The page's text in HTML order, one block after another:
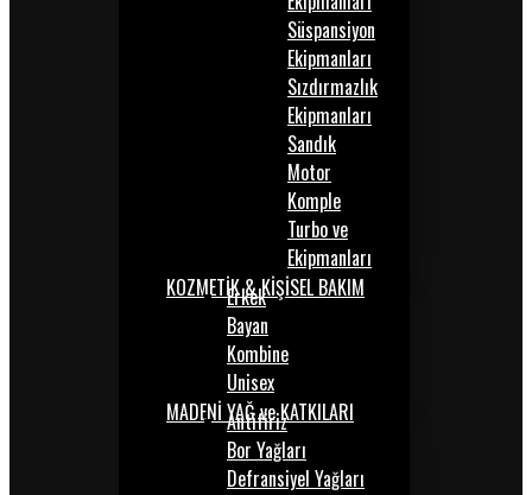
Süspansiyon
Ekipmanları
Sızdırmazlık
Ekipmanları
Sandık
Motor
Komple
Turbo ve
Ekipmanları
KOZMETİK & KİŞİSEL BAKIM
Erkek
Bayan
Kombine
Unisex
MADENİ YAĞ ve KATKILARI
Antifiriz
Bor Yağları
Defransiyel Yağları